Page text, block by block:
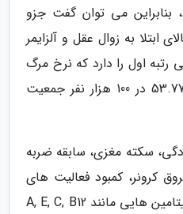
بنابراین می توان گفت جزو
ابتلا به زوال عقل و آلزایمر
رتبه اول را دارد که نرخ مرگ
در اثر آلزایمر در آن برابر با 53.77 در 100 هزار نفر جمعیت
خانوادگی، سکته مغزی، سابقه ضربه
کرونر، کمبود فعالیت های
فکری، کمبود اسیدفولیک و ویتامین هایی مانند A, E, C, B12